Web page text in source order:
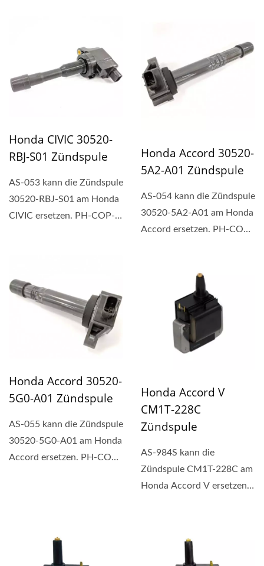
Honda CIVIC 30520-
RBJ-S01 Zündspule
AS-053 kann die Zündspule
30520-RBJ-S01 am Honda
CIVIC ersetzen. PH-COP-
Honda Accord 30520-
5A2-A01 Zündspule
AS-054 kann die Zündspule
30520-5A2-A01 am Honda
Accord ersetzen. PH-COP-
Honda Accord 30520-
5G0-A01 Zündspule
AS-055 kann die Zündspule
30520-5G0-A01 am Honda
Accord ersetzen. PH-COP-
Honda Accord V
CM1T-228C
Zündspule
AS-984S kann die
Zündspule CM1T-228C am
Honda Accord V ersetzen.